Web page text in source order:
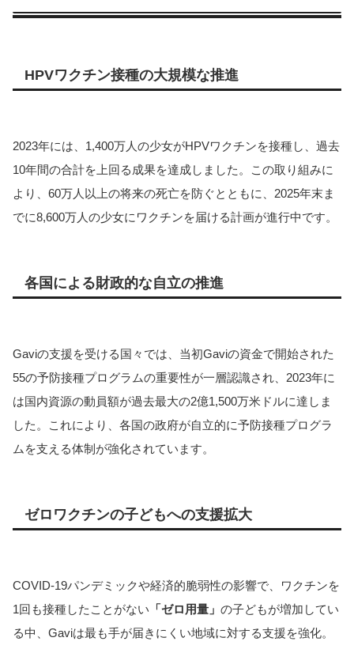
HPVワクチン接種の大規模な推進
2023年には、1,400万人の少女がHPVワクチンを接種し、過去
10年間の合計を上回る成果を達成しました。この取り組みに
より、60万人以上の将来の死亡を防ぐとともに、2025年末ま
でに8,600万人の少女にワクチンを届ける計画が進行中です。
各国による財政的な自立の推進
Gaviの支援を受ける国々では、当初Gaviの資金で開始された
55の予防接種プログラムの重要性が一層認識され、2023年に
は国内資源の動員額が過去最大の2億1,500万米ドルに達しま
した。これにより、各国の政府が自立的に予防接種プログラ
ムを支える体制が強化されています。
ゼロワクチンの子どもへの支援拡大
COVID-19パンデミックや経済的脆弱性の影響で、ワクチンを
1回も接種したことがない 「ゼロ用量」 の子どもが増加してい
る中、Gaviは最も手が届きにくい地域に対する支援を強化。